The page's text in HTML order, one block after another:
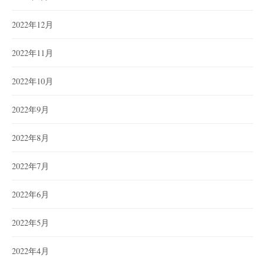
2022年12月
2022年11月
2022年10月
2022年9月
2022年8月
2022年7月
2022年6月
2022年5月
2022年4月